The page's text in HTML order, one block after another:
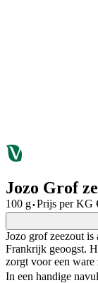
Jozo Grof
100 g·Prijs per KG
Jozo grof zeezout
Frankrijk geoogst.
zorgt voor een
In een handige